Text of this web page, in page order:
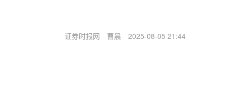
证券时报网 曹晨 2025-08-05 21:44